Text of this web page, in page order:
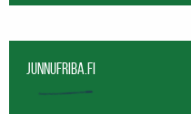
Junnufriba.fi